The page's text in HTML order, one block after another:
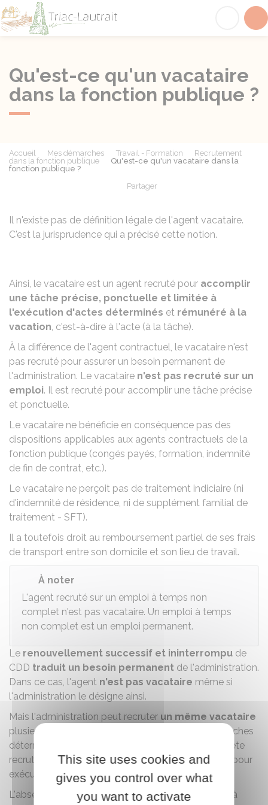
Qu'est-ce qu'un vacataire
dans la fonction publique ?
Accueil Mes démarches Travail - Formation
Recrutement
dans la fonction publique
Qu'est-ce qu'un vacataire dans la
fonction publique ?
Partager
Il n'existe pas de définition légale de l'agent vacataire.
C'est la jurisprudence qui a précisé cette notion.
Ainsi, le vacataire est un agent recruté pour accomplir
une tâche précise, ponctuelle et limitée à
l'exécution d'actes déterminés et rémunéré à la
vacation, c'est-à-dire à l'acte (à la tâche).
À la différence de l'agent contractuel, le vacataire n'est
pas recruté pour assurer un besoin permanent de
l'administration. Le vacataire n'est pas recruté sur un
emploi. Il est recruté pour accomplir une tâche précise
et ponctuelle.
Le vacataire ne bénéficie en conséquence pas des
dispositions applicables aux agents contractuels de la
fonction publique (congés payés, formation, indemnité
de fin de contrat, etc.).
Le vacataire ne perçoit pas de traitement indiciaire (ni
d'indemnité de résidence, ni de supplément familial de
traitement - SFT).
Il a toutefois droit au remboursement partiel de ses frais
de transport entre son domicile et son lieu de travail.
À noter
L'agent recruté sur un emploi à temps non
complet n'est pas vacataire. Un emploi à temps
non complet est un emploi permanent.
Le renouvellement successif et ininterrompu de
CDD traduit un besoin permanent de l'administration.
Dans ce cas, l'agent n'est pas vacataire même si
l'administration le désigne ainsi.
Mais l'administration peut recruter un même vacataire
plusieurs fois pour exécuter ponctuellement des tâches
déterminées. C'est, par exemple, le cas d'un interprète
recruté ponctuellement par des services de police pour
exécuter des tâches déterminées de traduction.
L'absence de contrat écrit ne suffit pas à elle seule à
This site uses cookies and
gives you control over what
you want to activate